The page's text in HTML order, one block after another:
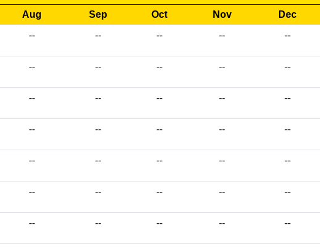
Aug Sep Oct Nov
Dec
-- -- -- -- --
-- -- -- -- --
-- -- -- -- --
-- -- -- -- --
-- -- -- -- --
-- -- -- -- --
-- -- -- -- --